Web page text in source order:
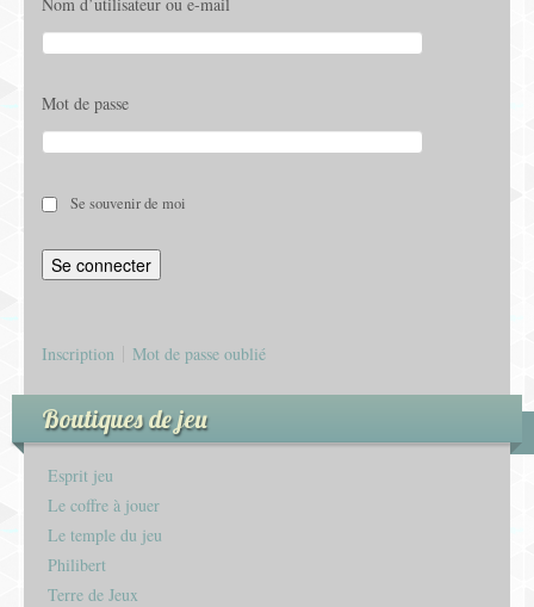
Mot de passe
Se souvenir de moi
Inscription Mot de passe oublié
Boutiques de jeu
Esprit jeu
Le coffre à jouer
Le temple du jeu
Philibert
Terre de Jeux